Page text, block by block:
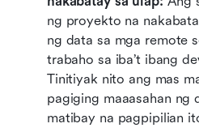
ng proyekto na
ng data sa mga remote
trabaho sa iba’t ibang
Tinitiyak nito ang mas
pagiging maaasahan ng
matibay na pagpipilian